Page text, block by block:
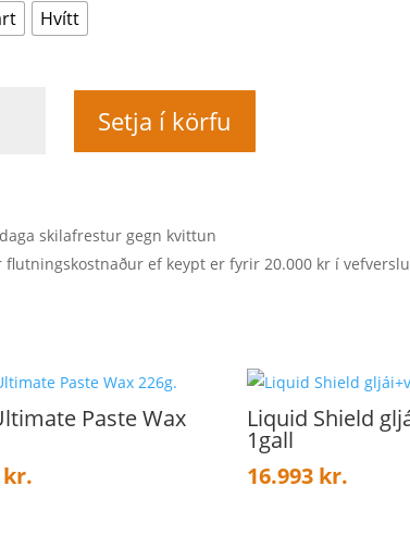
Hvítt
Setja í körfu
skilafrestur gegn kvittun
flutningskostnaður ef keypt er fyrir 20.000 kr í
Paste Wax
kr.
Liquid Shield
1gall
16.993 kr.